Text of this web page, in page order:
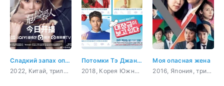
Сладкий запах опасности
2022, Китай, триллер, мистика, романтика
Потомки Тэ Джан-гым
2018, Корея Южная, гурман, комедия, романтика, сверхъестественное
Моя опасная жена
2016, Япония, триллер, мистика, психология, драма